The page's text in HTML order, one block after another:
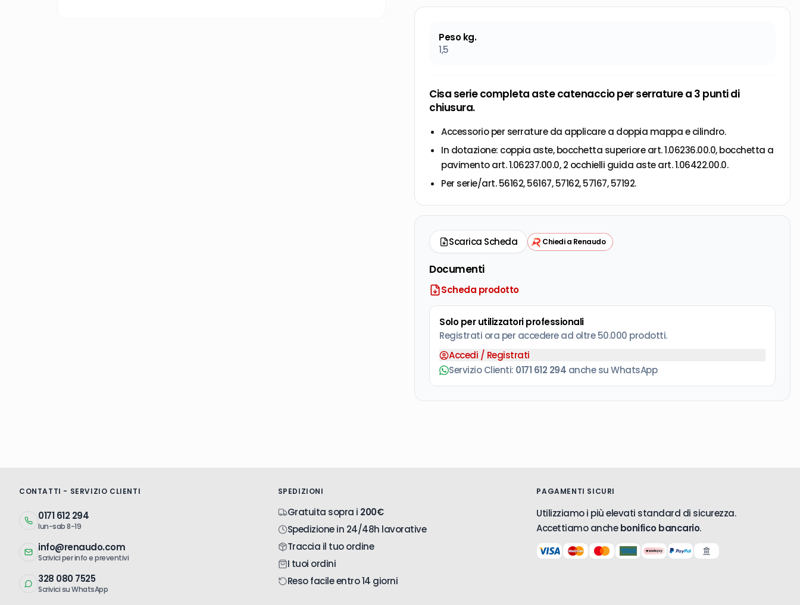
Peso kg.
1,5
Cisa serie completa aste catenaccio per serrature a 3 punti di
chiusura.
Accessorio per serrature da applicare a doppia mappa e cilindro.
In dotazione: coppia aste, bocchetta superiore art. 1.06236.00.0, bocchetta a
pavimento art. 1.06237.00.0, 2 occhielli guida aste art. 1.06422.00.0.
Per serie/art. 56162, 56167, 57162, 57167, 57192.
Scarica Scheda Chiedi a Renaudo
Documenti
Scheda prodotto
Solo per utilizzatori professionali
Registrati ora per accedere ad oltre 50.000 prodotti.
Accedi / Registrati
Servizio Clienti: 0171 612 294 anche su WhatsApp
CONTATTI - SERVIZIO CLIENTI
0171 612 294
lun-sab 8-19
info@renaudo.com
Scrivici per info e preventivi
328 080 7525
Scrivici su WhatsApp
SPEDIZIONI
Gratuita sopra i 200€
Spedizione in 24/48h lavorative
Traccia il tuo ordine
I tuoi ordini
Reso facile entro 14 giorni
PAGAMENTI SICURI
Utilizziamo i più elevati standard di sicurezza.
Accettiamo anchebonifico bancario.